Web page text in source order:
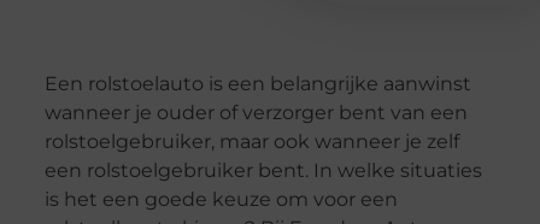
Een rolstoelauto is een belangrijke aanwinst
wanneer je ouder of verzorger bent van een
rolstoelgebruiker, maar ook wanneer je zelf
een rolstoelgebruiker bent. In welke situaties
is het een goede keuze om voor een